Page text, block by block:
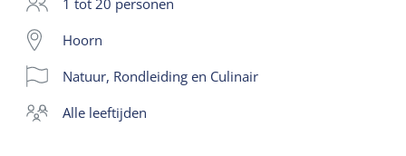
Kinderen van 3-11 jaar € 27,50.
1 tot 20 personen
Hoorn
Natuur, Rondleiding en Culinair
alle leeftijden